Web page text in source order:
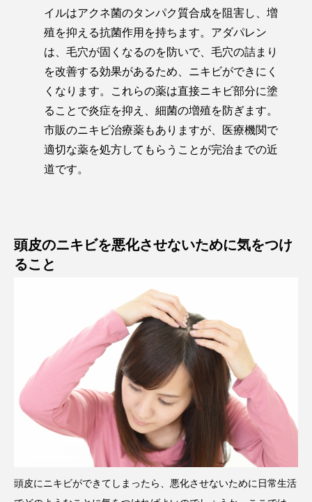
イルはアクネ菌のタンパク質合成を阻害し、増
殖を抑える抗菌作用を持ちます。アダパレン
は、毛穴が固くなるのを防いで、毛穴の詰まり
を改善する効果があるため、ニキビができにく
くなります。これらの薬は直接ニキビ部分に塗
ることで炎症を抑え、細菌の増殖を防ぎます。
市販のニキビ治療薬もありますが、医療機関で
適切な薬を処方してもらうことが完治までの近
道です。
頭皮のニキビを悪化させないために気をつけ
ること
頭皮にニキビができてしまったら、悪化させないために日常生活